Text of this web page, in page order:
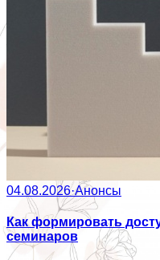
04.08.2026·Анонсы
Как формировать
семинаров